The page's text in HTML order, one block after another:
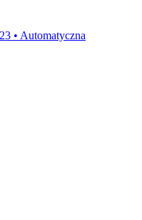
• Automatyczna